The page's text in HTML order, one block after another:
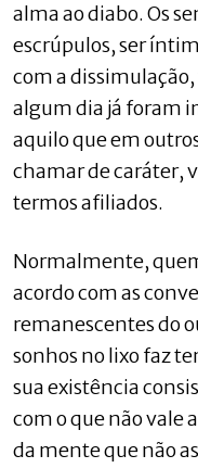
alma ao diabo. Os
escrúpulos, ser
com a
algum dia já foram
aquilo que em
chamar de caráter,
termos afiliados.
Normalmente,
acordo com as
remanescentes do
sonhos no lixo faz
sua existência
com o que não vale
da mente que não